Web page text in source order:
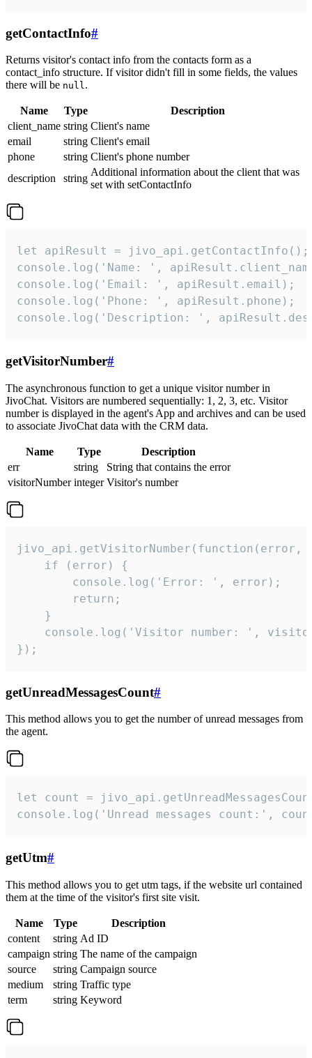
getContactInfo#
Returns visitor's contact info from the contacts form as a
contact_info structure. If visitor didn't fill in some fields, the values
there will be null.
Name Type
Description
client_name string Client's name
email
string Client's email
phone
string Client's phone number
description
string
Additional information about the client that was
set with setContactInfo
let apiResult = jivo_api.getContactInfo();
console.log('Name: ',
console.log('Email: ', apiResult.email);
console.log('Phone: ', apiResult.phone);
console.log('Description: ',
getVisitorNumber#
The asynchronous function to get a unique visitor number in
JivoChat. Visitors are numbered sequentially: 1, 2, 3, etc. Visitor
number is displayed in the agent's App and archives and can be used
to associate JivoChat data with the CRM data.
Name Type
Description
err
string
String that contains the error
visitorNumber integer Visitor's number
jivo_api.getVisitorNumber(function(error,
    if (error) {
        console.log('Error: ', error);
        return;
    }
console.log('Visitor number: ',
});
getUnreadMessagesCount#
This method allows you to get the number of unread messages from
the agent.
let count =
console.log('Unread messages count:',
getUtm#
This method allows you to get utm tags, if the website url contained
them at the time of the visitor's first site visit.
Name Type
Description
content
string Ad ID
campaign string The name of the campaign
source
string Campaign source
medium
string Traffic type
term
string Keyword